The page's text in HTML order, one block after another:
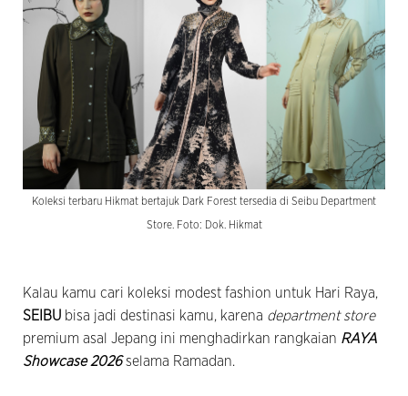
Koleksi terbaru Hikmat bertajuk Dark Forest tersedia di Seibu Department
Store. Foto: Dok. Hikmat
Kalau kamu cari koleksi modest fashion untuk Hari Raya,
SEIBU bisa jadi destinasi kamu, karena department store
premium asal Jepang ini menghadirkan rangkaian RAYA
Showcase 2026selama Ramadan.